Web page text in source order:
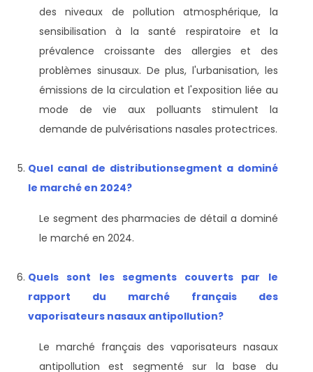
des niveaux de pollution atmosphérique, la
sensibilisation à la santé respiratoire et la
prévalence croissante des allergies et des
problèmes sinusaux. De plus, l'urbanisation, les
émissions de la circulation et l'exposition liée au
mode de vie aux polluants stimulent la
demande de pulvérisations nasales protectrices.
Quel canal de distributionsegment a dominé
le marché en 2024?
Le segment des pharmacies de détail a dominé
le marché en 2024.
Quels sont les segments couverts par le
rapport du marché français des
vaporisateurs nasaux antipollution?
Le marché français des vaporisateurs nasaux
antipollution est segmenté sur la base du